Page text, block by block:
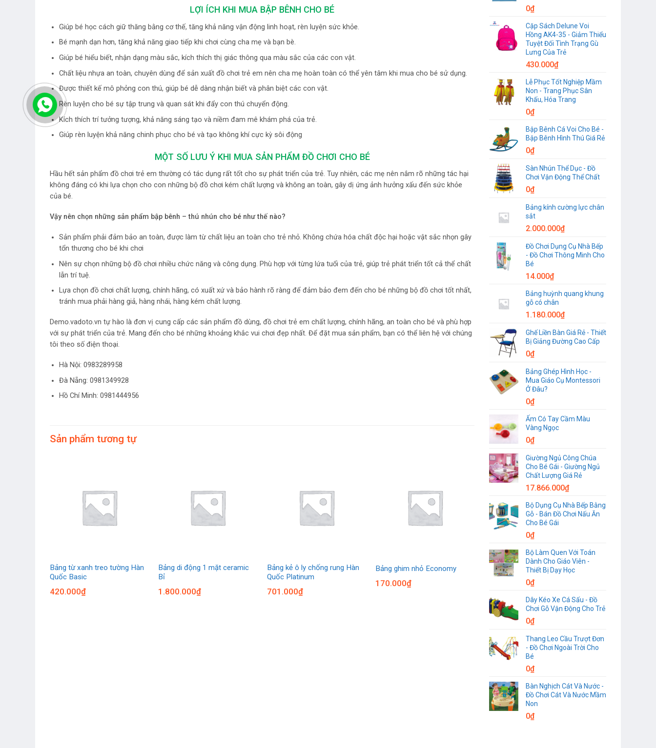
LỢI ÍCH KHI MUA BẬP BÊNH CHO BÉ
Giúp bé học cách giữ thăng bằng cơ thế, tăng khả năng vận động linh hoạt, rèn luyện sức khỏe.
Bé mạnh dạn hơn, tăng khả năng giao tiếp khi chơi cùng cha mẹ và bạn bè.
Giúp bé hiểu biết, nhận dạng màu sắc, kích thích thị giác thông qua màu sắc của các con vật.
Chất liệu nhựa an toàn, chuyên dùng để sản xuất đồ chơi trẻ em nên cha mẹ hoàn toàn có thể yên tâm khi mua cho bé sử dụng.
Được thiết kế mô phỏng con thú, giúp bé dễ dàng nhận biết và phân biệt các con vật.
Rèn luyện cho bé sự tập trung và quan sát khi đẩy con thú chuyển động.
Kích thích trí tưởng tượng, khả năng sáng tạo và niềm đam mê khám phá của trẻ.
Giúp rèn luyện khả năng chinh phục cho bé và tạo không khí cực kỳ sôi động
MỘT SỐ LƯU Ý KHI MUA SẢN PHẨM ĐỒ CHƠI CHO BÉ
Hầu hết sản phẩm đồ chơi trẻ em thường có tác dụng rất tốt cho sự phát triển của trẻ. Tuy nhiên, các mẹ nên nắm rõ những tác hại
không đáng có khi lựa chọn cho con những bộ đồ chơi kém chất lượng và không an toàn, gây dị ứng ảnh hưởng xấu đến sức khỏe
của bé.
Vậy nên chọn những sản phẩm bập bênh – thú nhún cho bé như thế nào?
Sản phẩm phải đảm bảo an toàn, được làm từ chất liệu an toàn cho trẻ nhỏ. Không chứa hóa chất độc hại hoặc vật sắc nhọn gây
tổn thương cho bé khi chơi
Nên sự chọn những bộ đồ chơi nhiều chức năng và công dụng. Phù hợp với từng lứa tuổi của trẻ, giúp trẻ phát triển tốt cả thể chất
lẫn trí tuệ.
Lựa chọn đồ chơi chất lượng, chính hãng, có xuất xứ và bảo hành rõ ràng để đảm bảo đem đến cho bé những bộ đồ chơi tốt nhất,
tránh mua phải hàng giả, hàng nhái, hàng kém chất lượng.
Demo.vadoto.vn tự hào là đơn vị cung cấp các sản phẩm đồ dùng, đồ chơi trẻ em chất lượng, chính hãng, an toàn cho bé và phù hợp
với sự phát triển của trẻ. Mang đến cho bé những khoảng khắc vui chơi đẹp nhất. Để đặt mua sản phẩm, bạn có thể liên hệ với chúng
tôi theo số điện thoại.
Hà Nội: 0983289958
Đà Nẵng: 0981349928
Hồ Chí Minh: 0981444956
Sản phẩm tương tự
Bảng từ xanh treo tường Hàn
Quốc Basic
420.000₫
Bảng di động 1 mặt ceramic
Bỉ
1.800.000₫
Bảng kẻ ô ly chống rung Hàn
Quốc Platinum
701.000₫
Bảng ghim nhỏ Economy
170.000₫
0₫
Cặp Sách Delune Voi
Hồng AK4-35 - Giảm Thiểu
Tuyệt Đối Tình Trạng Gù
Lưng Của Trẻ
430.000₫
Lễ Phục Tốt Nghiệp Mầm
Non - Trang Phục Sân
Khấu, Hóa Trang
0₫
Bập Bênh Cá Voi Cho Bé -
Bập Bênh Hình Thú Giá Rẻ
0₫
Sàn Nhún Thể Dục - Đồ
Chơi Vận Động Thể Chất
0₫
Bảng kính cường lực chân
sắt
2.000.000₫
Đồ Chơi Dụng Cụ Nhà Bếp
- Đồ Chơi Thông Minh Cho
Bé
14.000₫
Bảng huỳnh quang khung
gỗ có chân
1.180.000₫
Ghế Liền Bàn Giá Rẻ - Thiết
Bị Giảng Đường Cao Cấp
0₫
Bảng Ghép Hình Học -
Mua Giáo Cụ Montessori
Ở Đâu?
0₫
Ấm Có Tay Cầm Màu
Vàng Ngọc
0₫
Giường Ngủ Công Chúa
Cho Bé Gái - Giường Ngủ
Chất Lượng Giá Rẻ
17.866.000₫
Bộ Dụng Cụ Nhà Bếp Bằng
Gỗ - Bán Đồ Chơi Nấu Ăn
Cho Bé Gái
0₫
Bộ Làm Quen Với Toán
Dành Cho Giáo Viên -
Thiết Bị Dạy Học
0₫
Dây Kéo Xe Cá Sấu - Đồ
Chơi Gỗ Vận Động Cho Trẻ
0₫
Thang Leo Cầu Trượt Đơn
- Đồ Chơi Ngoài Trời Cho
Bé
0₫
Bàn Nghịch Cát Và Nước -
Đồ Chơi Cát Và Nước Mầm
Non
0₫